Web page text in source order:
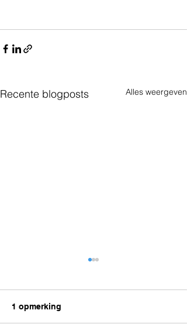
Recente blogposts Alles weergeven
1 opmerking